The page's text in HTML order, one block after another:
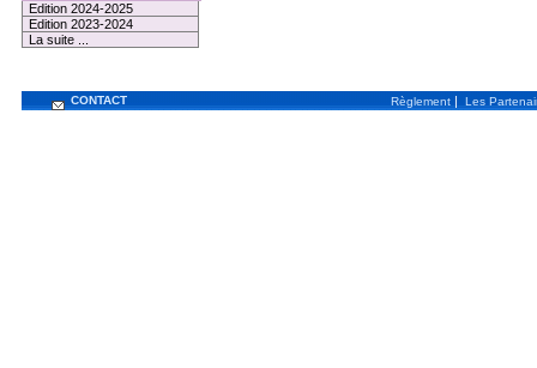
Edition 2024-2025
Edition 2023-2024
La suite ...
CONTACT Règlement | Les